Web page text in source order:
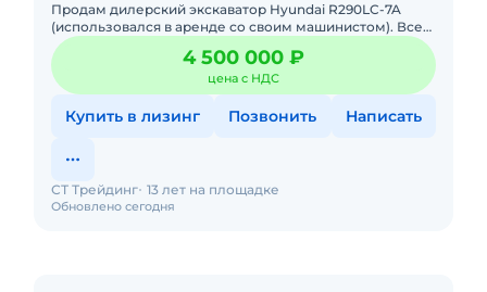
Продам дилерский экскаватор Hyundai R290LC-7A
(использовался в аренде со своим машинистом). Все
ТО по регламенту. Использовались только
оригинальные з/ч и расхо4 500 000 ₽
цена с НДС
Купить в лизинг Позвонить Написать
Обновлено сегодня
СТ Трейдинг 13 лет на площадке